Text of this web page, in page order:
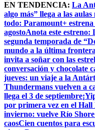
EN TENDENCIA: La
algo más” llega a las
todo: Paramount+
agostoAnota este estreno:
segunda temporada de
mundo a la última
invita a soñar con las
conversación y chocolate
jueves: un viaje a la
Thundermans vuelven a
llega el 3 de septiembre
por primera vez en el Hall
invierno: vuelve Río
caosCien cuentos para